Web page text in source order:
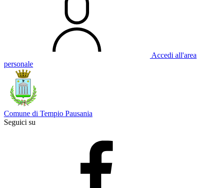
Accedi all'area
personale
Comune di Tempio Pausania
Seguici su